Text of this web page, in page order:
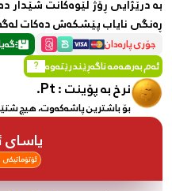
ڕەنگی نایاب پێشکەش دەکات
جۆری پارەدان
ئەم بەرهەمە ناگەڕێندرێتەوە ?
نرخ بە پۆینت :Pt.
بۆ باشترین پاشەکەوت، هیچ
یاسای
ئۆتۆماتیکی